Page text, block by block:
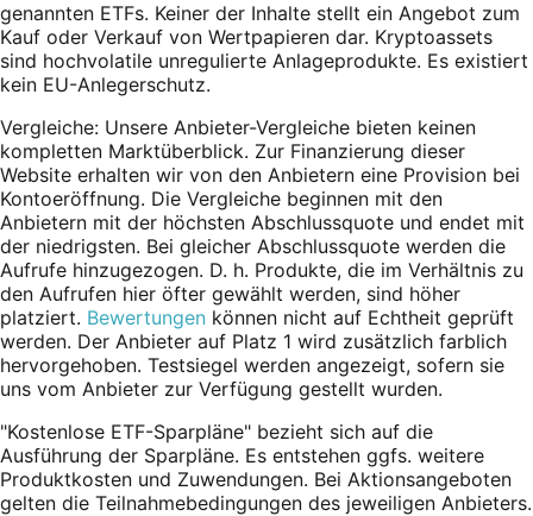
genannten ETFs. Keiner der Inhalte stellt ein Angebot zum
Kauf oder Verkauf von Wertpapieren dar. Kryptoassets
sind hochvolatile unregulierte Anlageprodukte. Es existiert
kein EU-Anlegerschutz.
Vergleiche: Unsere Anbieter-Vergleiche bieten keinen
kompletten Marktüberblick. Zur Finanzierung dieser
Website erhalten wir von den Anbietern eine Provision bei
Kontoeröffnung. Die Vergleiche beginnen mit den
Anbietern mit der höchsten Abschlussquote und endet mit
der niedrigsten. Bei gleicher Abschlussquote werden die
Aufrufe hinzugezogen. D. h. Produkte, die im Verhältnis zu
den Aufrufen hier öfter gewählt werden, sind höher
platziert. Bewertungen können nicht auf Echtheit geprüft
werden. Der Anbieter auf Platz 1 wird zusätzlich farblich
hervorgehoben. Testsiegel werden angezeigt, sofern sie
uns vom Anbieter zur Verfügung gestellt wurden.
"Kostenlose ETF-Sparpläne" bezieht sich auf die
Ausführung der Sparpläne. Es entstehen ggfs. weitere
Produktkosten und Zuwendungen. Bei Aktionsangeboten
gelten die Teilnahmebedingungen des jeweiligen Anbieters.